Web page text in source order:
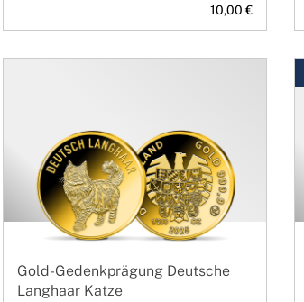
10,00 €
Gold-Gedenkprägung Deutsche
Langhaar Katze